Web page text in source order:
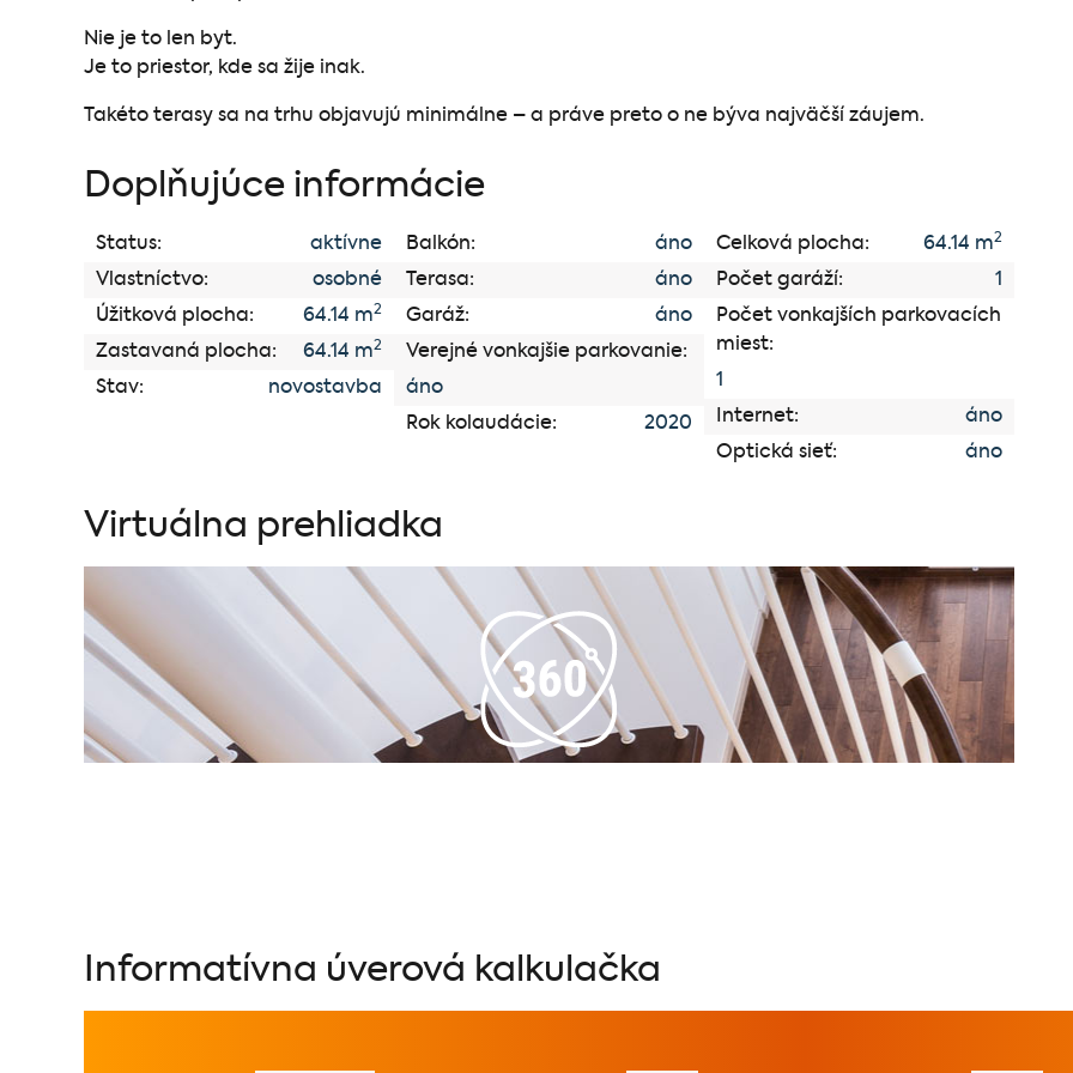
Nie je to len byt.
Je to priestor, kde sa žije inak.
Takéto terasy sa na trhu objavujú minimálne – a práve preto o ne býva najväčší záujem.
Doplňujúce informácie
Status:
aktívne
Vlastníctvo:
osobné
Úžitková plocha:
64.14 m2
Zastavaná plocha: 64.14 m2
Stav: novostavba
Balkón:
áno
Terasa:
áno
Garáž:
áno
Verejné vonkajšie parkovanie:
áno
Rok kolaudácie:
2020
Celková plocha: 64.14 m2
Počet garáží:
1
Počet vonkajších parkovacích
miest:
1
Internet:
áno
Optická sieť:
áno
Virtuálna prehliadka
Informatívna úverová kalkulačka